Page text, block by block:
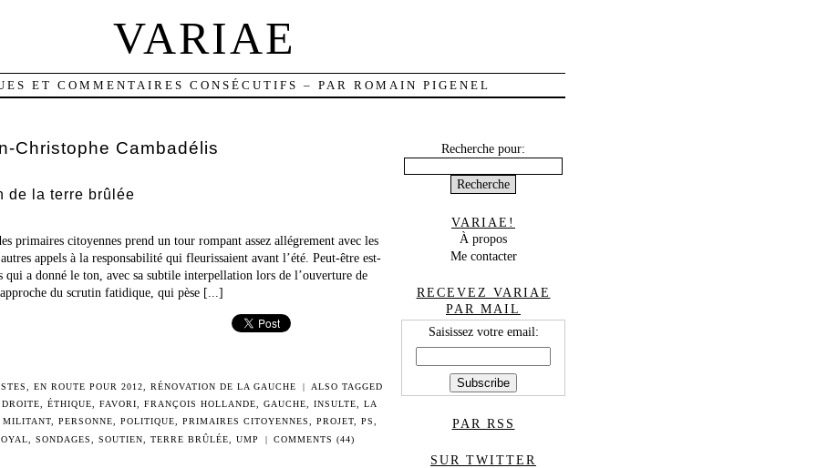
VARIAE
ET COMMENTAIRES CONSÉCUTIFS – PAR ROMAIN PIGENEL
Christophe Cambadélis
de la terre brûlée
primaires citoyennes prend un tour rompant assez allégrement avec les
appels à la responsabilité qui fleurissaient avant l’été. Peut-être est-
qui a donné le ton, avec sa subtile interpellation lors de l’ouverture de
du scrutin fatidique, qui pèse [...]
,EN ROUTE POUR 2012 ,RÉNOVATION DE LA GAUCHE |
ALSO TAGGED
DROITE ÉTHIQUE FAVORI FRANÇOIS HOLLANDE GAUCHE INSULTE
LA
MILITANT, PERSONNE POLITIQUE PRIMAIRES CITOYENNES PROJET, PS
,SONDAGES ,SOUTIEN ,TERRE BRÛLÉE ,UMP | COMMENTS (44)
Recherche pour:
VARIAE!
À propos
Me contacter
RECEVEZ VARIAE
PAR MAIL
Saisissez votre email:
PAR RSS
SUR TWITTER